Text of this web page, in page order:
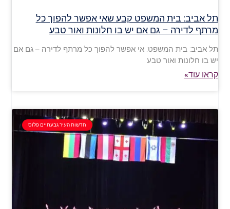
תל אביב: בית המשפט קבע שאי אפשר להפוך כל
מרתף לדירה – גם אם יש בו חלונות ואור טבע
תל אביב: בית המשפט: אי אפשר להפוך כל מרתף לדירה – גם אם
יש בו חלונות ואור טבע
קראו עוד»
חדשות העיר גבעתיים פלוס